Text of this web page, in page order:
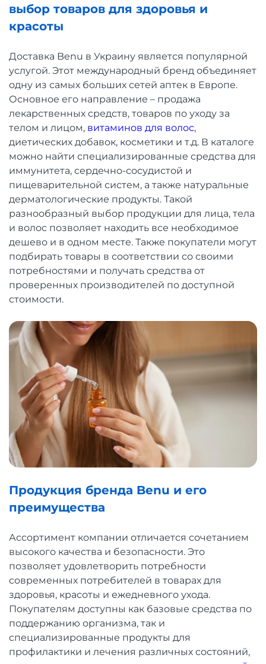
выбор товаров для здоровья и
красоты
Доставка Benu в Украину является популярной
услугой. Этот международный бренд объединяет
одну из самых больших сетей аптек в Европе.
Основное его направление – продажа
лекарственных средств, товаров по уходу за
телом и лицом, витаминов для волос,
диетических добавок, косметики и т.д. В каталоге
можно найти специализированные средства для
иммунитета, сердечно-сосудистой и
пищеварительной систем, а также натуральные
дерматологические продукты. Такой
разнообразный выбор продукции для лица, тела
и волос позволяет находить все необходимое
дешево и в одном месте. Также покупатели могут
подбирать товары в соответствии со своими
потребностями и получать средства от
проверенных производителей по доступной
стоимости.
Продукция бренда Benu и его
преимущества
Ассортимент компании отличается сочетанием
высокого качества и безопасности. Это
позволяет удовлетворить потребности
современных потребителей в товарах для
здоровья, красоты и ежедневного ухода.
Покупателям доступны как базовые средства по
поддержанию организма, так и
специализированные продукты для
профилактики и лечения различных состояний,